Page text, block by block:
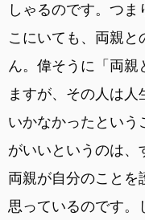
しゃるのです。つ
こにいても、両親
ん。偉そうに「両
ますが、その人は人
いかなかったという
がいいというのは、
両親が自分のことを
思っているのです。